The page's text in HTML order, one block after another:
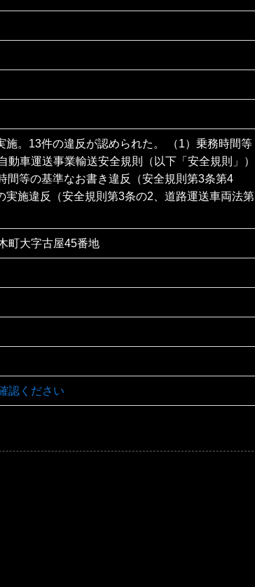
施。13件の違反が認められた。 （1）乗務時間等
動車運送事業輸送安全規則（以下「安全規則」）
間等の基準なお書き違反（安全規則第3条第4
実施違反（安全規則第3条の2、道路運送車両法第
町大字古屋45番地
認ください